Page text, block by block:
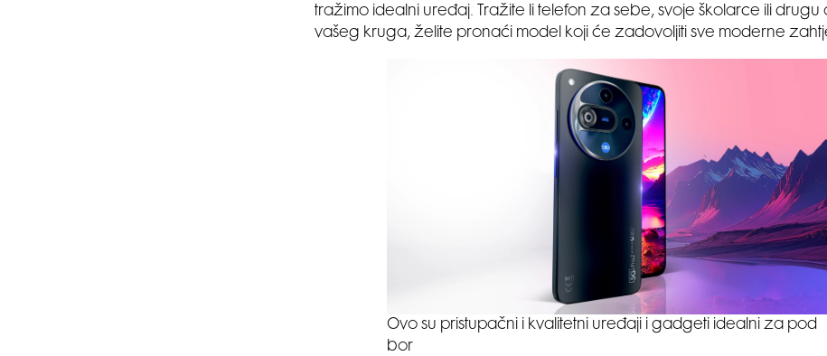
tražimo idealni uređaj. Tražite li telefon za sebe, svoje školarce ili drugu
vašeg kruga, želite pronaći model koji će zadovoljiti sve moderne
Ovo su pristupačni i kvalitetni uređaji i gadgeti idealni za pod
bor